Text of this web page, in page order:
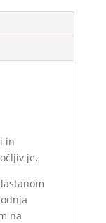
in
je.
na